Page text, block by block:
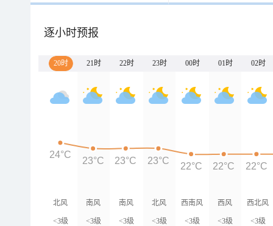
逐小时预报
20时 21时 22时 23时 00时 01时 02时
北风
<3级
南风
<3级
南风
<3级
北风
<3级
西南风
<3级
西风
<3级
西北风
<3级
24°C
23°C 23°C 23°C
22°C 22°C 22°C